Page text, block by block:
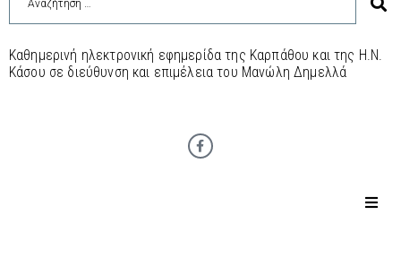
Καθημερινή ηλεκτρονική εφημερίδα της Καρπάθου και της Η.Ν.
Κάσου σε διεύθυνση και επιμέλεια του Μανώλη Δημελλά